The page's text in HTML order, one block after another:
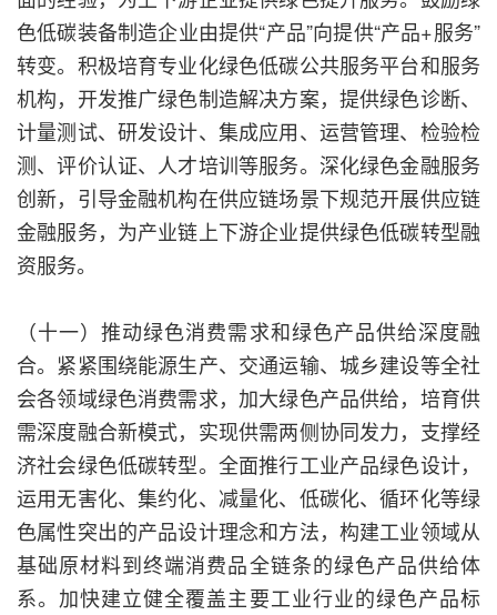
色低碳装备制造企业由提供“产品”向提供“产品+服务”
转变。积极培育专业化绿色低碳公共服务平台和服务
机构，开发推广绿色制造解决方案，提供绿色诊断、
计量测试、研发设计、集成应用、运营管理、检验检
测、评价认证、人才培训等服务。深化绿色金融服务
创新，引导金融机构在供应链场景下规范开展供应链
金融服务，为产业链上下游企业提供绿色低碳转型融
资服务。
（十一）推动绿色消费需求和绿色产品供给深度融
合。紧紧围绕能源生产、交通运输、城乡建设等全社
会各领域绿色消费需求，加大绿色产品供给，培育供
需深度融合新模式，实现供需两侧协同发力，支撑经
济社会绿色低碳转型。全面推行工业产品绿色设计，
运用无害化、集约化、减量化、低碳化、循环化等绿
色属性突出的产品设计理念和方法，构建工业领域从
基础原材料到终端消费品全链条的绿色产品供给体
系。加快建立健全覆盖主要工业行业的绿色产品标